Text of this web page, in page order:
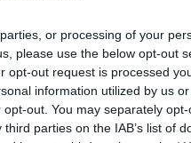
or processing of your
please use the below opt-out
opt-out request is processed
information utilized by us
out. You may separately
parties on the IAB’s list of
Γιώργου
την
με χιούμορ να